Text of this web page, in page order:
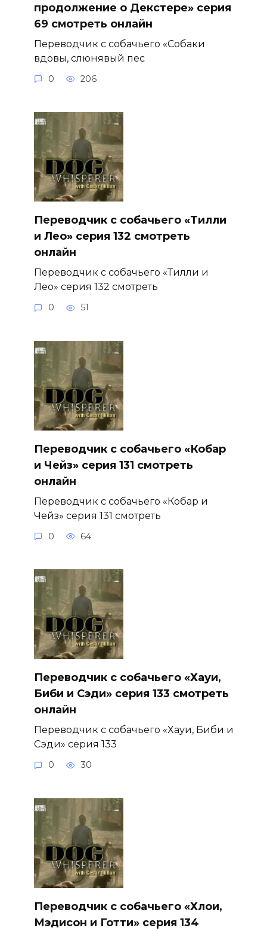
продолжение о Декстере» серия
69 смотреть онлайн
Переводчик с собачьего «Собаки
вдовы, слюнявый пес
0 206
Переводчик с собачьего «Тилли
и Лео» серия 132 смотреть
онлайн
Переводчик с собачьего «Тилли и
Лео» серия 132 смотреть
0 51
Переводчик с собачьего «Кобар
и Чейз» серия 131 смотреть
онлайн
Переводчик с собачьего «Кобар и
Чейз» серия 131 смотреть
0 64
Переводчик с собачьего «Хауи,
Биби и Сэди» серия 133 смотреть
онлайн
Переводчик с собачьего «Хауи, Биби и
Сэди» серия 133
0 30
Переводчик с собачьего «Хлои,
Мэдисон и Готти» серия 134